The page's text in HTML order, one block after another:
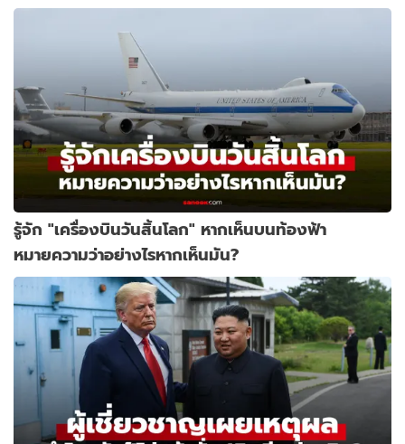
รู้จัก "เครื่องบินวันสิ้นโลก" หากเห็นบนท้องฟ้า
หมายความว่าอย่างไรหากเห็นมัน?